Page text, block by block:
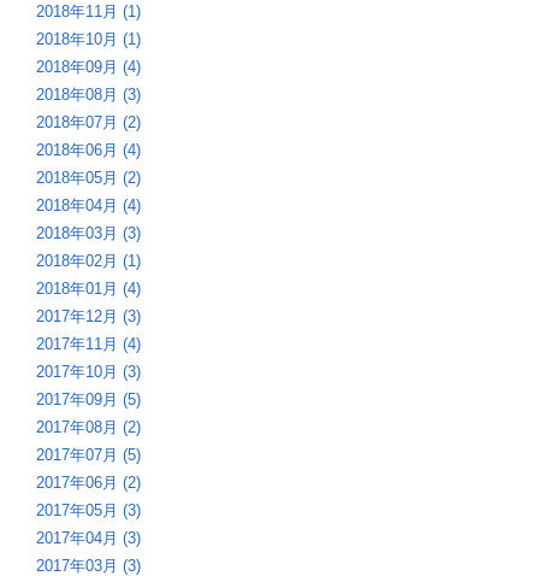
2018年11月 (1)
2018年10月 (1)
2018年09月 (4)
2018年08月 (3)
2018年07月 (2)
2018年06月 (4)
2018年05月 (2)
2018年04月 (4)
2018年03月 (3)
2018年02月 (1)
2018年01月 (4)
2017年12月 (3)
2017年11月 (4)
2017年10月 (3)
2017年09月 (5)
2017年08月 (2)
2017年07月 (5)
2017年06月 (2)
2017年05月 (3)
2017年04月 (3)
2017年03月 (3)